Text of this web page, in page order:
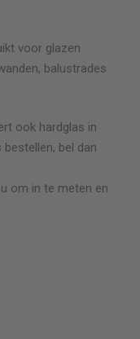
voor glazen
balustrades
ook hardglas in
bel dan
om in te meten en